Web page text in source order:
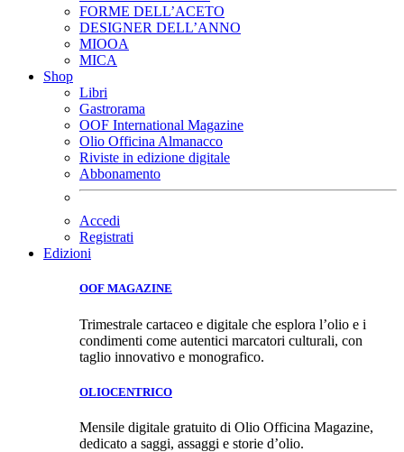
FORME DELL’ACETO
DESIGNER DELL’ANNO
MIOOA
MICA
Shop
Libri
Gastrorama
OOF International Magazine
Olio Officina Almanacco
Riviste in edizione digitale
Abbonamento
Accedi
Registrati
Edizioni
OOF MAGAZINE
Trimestrale cartaceo e digitale che esplora l’olio e i
condimenti come autentici marcatori culturali, con
taglio innovativo e monografico.
OLIOCENTRICO
Mensile digitale gratuito di Olio Officina Magazine,
dedicato a saggi, assaggi e storie d’olio.